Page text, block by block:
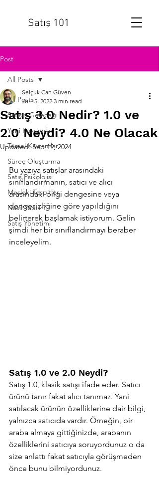
Satış 101
Post
All Posts
Satışın Geleceği
Yeni Kavramlar
Temel Kavramlar
Süreç Oluşturma
Satış Psikolojisi
Mesleki Tespitler
Nasıl Yapılır?
Satış Yönetimi
All Posts
Satış 3.0 Nedir? 1.0 ve
2.0 Neydi? 4.0 Ne Olacak
Selçuk Can Güven
Jul 15, 2022 3 min read
Updated:Sep 19, 2024
Bu yazıya satışlar arasındaki
sınıflandırmanın, satıcı ve alıcı
arasındaki bilgi dengesine veya
dengesizliğine göre yapıldığını
belirterek başlamak istiyorum. Gelin
şimdi her bir sınıflandırmayı beraber
inceleyelim.
Satış 1.0 ve 2.0 Neydi?
Satış 1.0, klasik satışı ifade eder. Satıcı
ürünü tanır fakat alıcı tanımaz. Yani
satılacak ürünün özelliklerine dair bilgi,
yalnızca satıcıda vardır. Örneğin, bir
araba almaya gittiğinizde, arabanın
özelliklerini satıcıya soruyordunuz o da
size anlattı fakat satıcıyla görüşmeden
önce bunu bilmiyordunuz.